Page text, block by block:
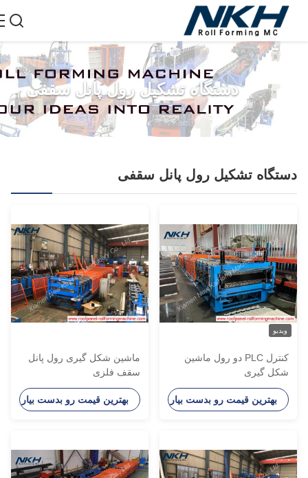
دستگاه تشکیل رول پانل سقفی
تشکیل رول پانل سقفی
کنترل PLC دو رول ماشین
گیری
بهترین قیمت رو بدست بیار
ماشین شکل گیری رول پانل
سقف فلزی
بهترین قیمت رو بدست بیار